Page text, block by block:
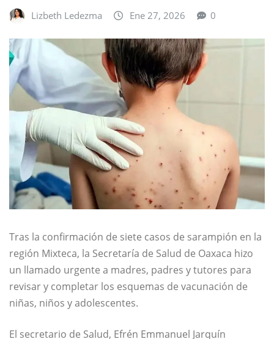
Lizbeth Ledezma Ene 27, 2026 0
Tras la confirmación de siete casos de sarampión en la
región Mixteca, la Secretaría de Salud de Oaxaca hizo
un llamado urgente a madres, padres y tutores para
revisar y completar los esquemas de vacunación de
niñas, niños y adolescentes.
El secretario de Salud, Efrén Emmanuel Jarquín